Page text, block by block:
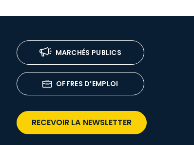
MARCHÉS PUBLICS
OFFRES D’EMPLOI
RECEVOIR LA NEWSLETTER